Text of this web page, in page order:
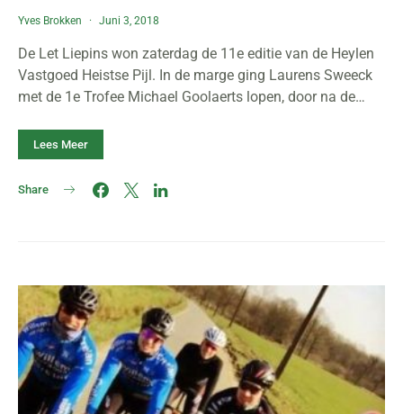
Yves Brokken Juni 3, 2018
De Let Liepins won zaterdag de 11e editie van de Heylen
Vastgoed Heistse Pijl. In de marge ging Laurens Sweeck
met de 1e Trofee Michael Goolaerts lopen, door na de…
Lees Meer
Share